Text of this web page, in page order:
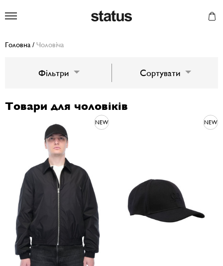
Головна / Чоловіча
Товари для чоловіків
NEW NEW
Фільтри Сортувати